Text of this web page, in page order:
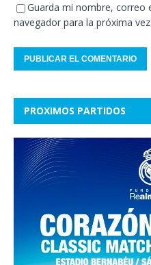
Guarda mi nombre, correo
navegador para la próxima
PROXIMOS PARTIDOS